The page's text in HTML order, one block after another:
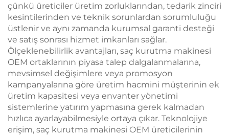
çünkü üreticiler üretim zorluklarından, tedarik zinciri
kesintilerinden ve teknik sorunlardan sorumluluğu
üstlenir ve aynı zamanda kurumsal garanti desteği
ve satış sonrası hizmet imkanları sağlar.
Ölçeklenebilirlik avantajları, saç kurutma makinesi
OEM ortaklarının piyasa talep dalgalanmalarına,
mevsimsel değişimlere veya promosyon
kampanyalarına göre üretim hacmini müşterinin ek
üretim kapasitesi veya envanter yönetimi
sistemlerine yatırım yapmasına gerek kalmadan
hızlıca ayarlayabilmesiyle ortaya çıkar. Teknolojiye
erişim, saç kurutma makinesi OEM üreticilerinin